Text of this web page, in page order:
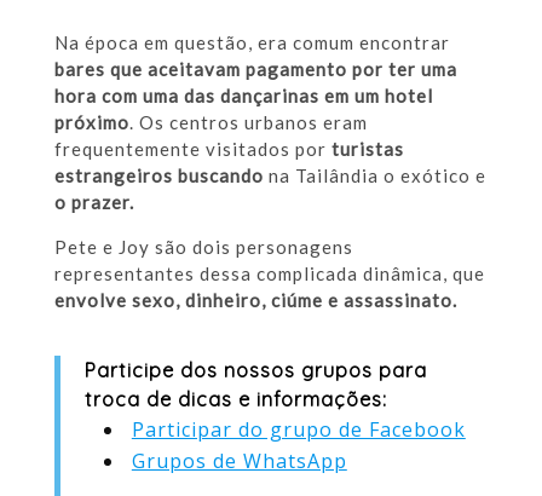
Na época em questão, era comum encontrar
bares que aceitavam pagamento por ter uma
hora com uma das dançarinas em um hotel
próximo. Os centros urbanos eram
frequentemente visitados por turistas
estrangeiros buscando na Tailândia o exótico e
o prazer.
Pete e Joy são dois personagens
representantes dessa complicada dinâmica, que
envolve sexo, dinheiro, ciúme e assassinato.
Participe dos nossos grupos para
troca de dicas e informações:
Participar do grupo de Facebook
Grupos de WhatsApp